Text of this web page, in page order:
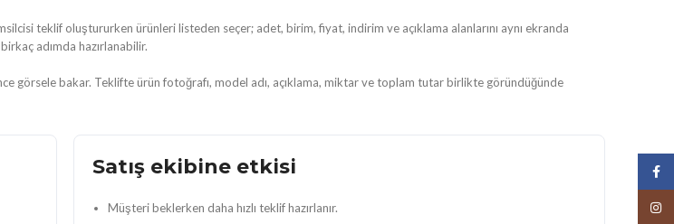
teklif oluştururken ürünleri listeden seçer; adet, birim, fiyat, indirim ve açıklama alanlarını aynı ekranda
adımda hazırlanabilir.
görsele bakar. Teklifte ürün fotoğrafı, model adı, açıklama, miktar ve toplam tutar birlikte göründüğünde
Satış ekibine etkisi
Müşteri beklerken daha hızlı teklif hazırlanır.